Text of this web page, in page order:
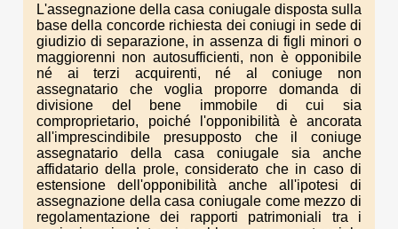
L'assegnazione della casa coniugale disposta sulla
base della concorde richiesta dei coniugi in sede di
giudizio di separazione, in assenza di figli minori o
maggiorenni non autosufficienti, non è opponibile
né ai terzi acquirenti, né al coniuge non
assegnatario che voglia proporre domanda di
divisione del bene immobile di cui sia
comproprietario, poiché l'opponibilità è ancorata
all'imprescindibile presupposto che il coniuge
assegnatario della casa coniugale sia anche
affidatario della prole, considerato che in caso di
estensione dell'opponibilità anche all'ipotesi di
assegnazione della casa coniugale come mezzo di
regolamentazione dei rapporti patrimoniali tra i